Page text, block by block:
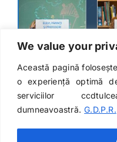
We value your
Această pagină
o experiență optimă
serviciilor
dumneavoastră. G.D.P.R.
Dezvoltat
Str. Alunisului, nr. 7 |